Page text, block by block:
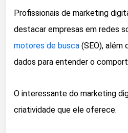
Profissionais de marketing
destacar empresas em redes
motores de busca (SEO), além
dados para entender o
O interessante do marketing
criatividade que ele oferece.